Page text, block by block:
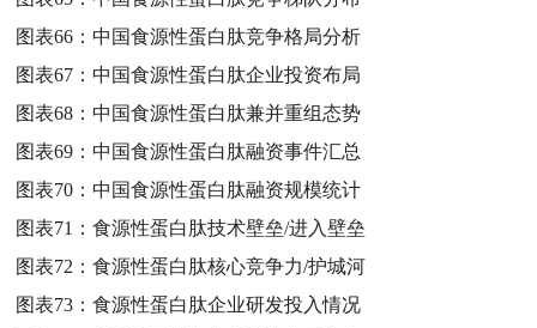
图表66：中国食源性蛋白肽竞争格局分析
图表67：中国食源性蛋白肽企业投资布局
图表68：中国食源性蛋白肽兼并重组态势
图表69：中国食源性蛋白肽融资事件汇总
图表70：中国食源性蛋白肽融资规模统计
图表71：食源性蛋白肽技术壁垒/进入壁垒
图表72：食源性蛋白肽核心竞争力/护城河
图表73：食源性蛋白肽企业研发投入情况